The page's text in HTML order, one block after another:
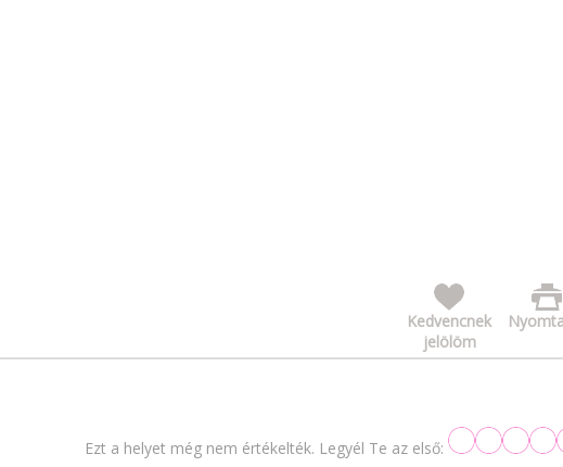
Kedvencnek
jelölöm
Ezt a helyet még nem értékelték. Legyél Te az első: